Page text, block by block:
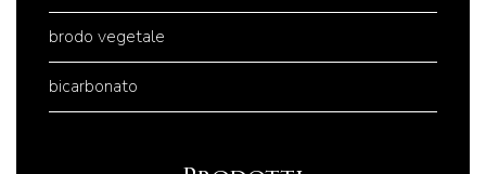
brodo vegetale
bicarbonato